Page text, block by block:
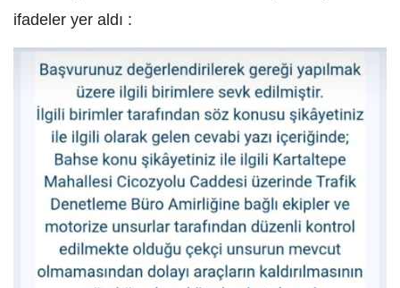
ifadeler yer aldı :